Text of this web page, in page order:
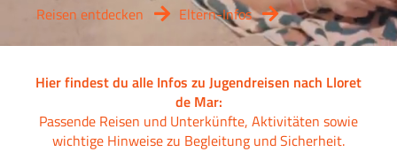
Reisen entdecken
Eltern-Infos
Hier findest du alle Infos zu Jugendreisen nach Lloret
de Mar:
Passende Reisen und Unterkünfte, Aktivitäten sowie
wichtige Hinweise zu Begleitung und Sicherheit.